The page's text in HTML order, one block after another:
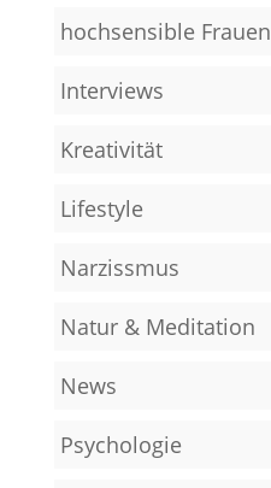
hochsensible Frauen
Interviews
Kreativität
Lifestyle
Narzissmus
Natur & Meditation
News
Psychologie